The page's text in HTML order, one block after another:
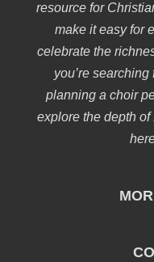
resource for
make it easy for
celebrate the
you’re
planning a choir
explore the depth